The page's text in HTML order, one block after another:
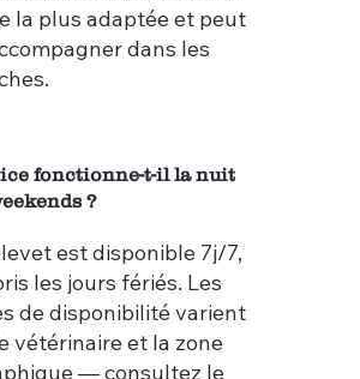
la plus adaptée et peut
dans les
fonctionne-t-il la nuit
?
est disponible 7j/7,
les jours fériés. Les
de disponibilité varient
vétérinaire et la zone
— consultez le